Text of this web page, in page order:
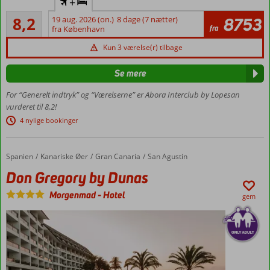
familiehotel
Dejligt
poolområde
palmetræer
beliggende
i San
Augustin
Værelser
4
Mulighed
for Ultra
All
Inclusive
8,2Meget godt
154
anmeldelser
19 aug. 2026 (on.) 8 dage (7 nætter)
fra København
fra 8753
Kun 3 værelse(r) tilbage
For “Generelt indtryk” og “Værelserne” er Abora Interclub by Lopesan
vurderet til 8,2!
4 nylige bookinger
Se mere
Forside
Spanien Kanariske Øer Gran Canaria San Agustin
Don Gregory by Dunas
Don Gregory by Dunas
Morgenmad-Hotel gem